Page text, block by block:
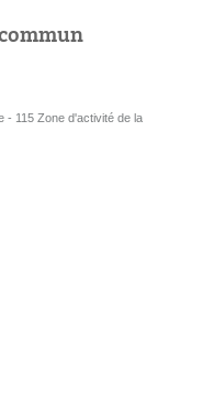
- 115 Zone d'activité de la